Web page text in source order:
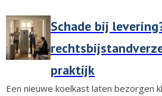
Schade bij
praktijk
Een nieuwe koelkast laten bezorgen